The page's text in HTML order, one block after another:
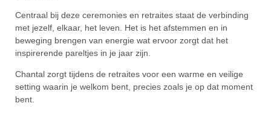
Centraal bij deze ceremonies en retraites staat de verbinding
met jezelf, elkaar, het leven. Het is het afstemmen en in
beweging brengen van energie wat ervoor zorgt dat het
inspirerende pareltjes in je jaar zijn.
Chantal zorgt tijdens de retraites voor een warme en veilige
setting waarin je welkom bent, precies zoals je op dat moment
bent.